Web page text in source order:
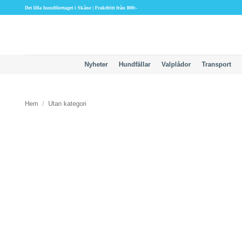
Det lilla hundföretaget i Skåne | Fraktfritt från 800:-
Nyheter Hundfällar Valplådor Transport
Hem / Utan kategori